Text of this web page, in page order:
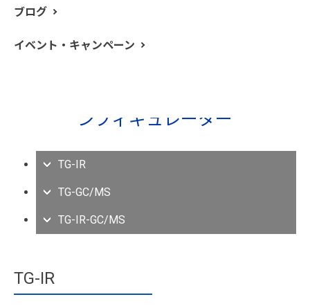
ブログ
イベント・キャンペーン
マー製の為、インストールからアプリケーションサポー
ンフィギュレーター
TG-IR
TG-GC/MS
TG-IR-GC/MS
TG-IR